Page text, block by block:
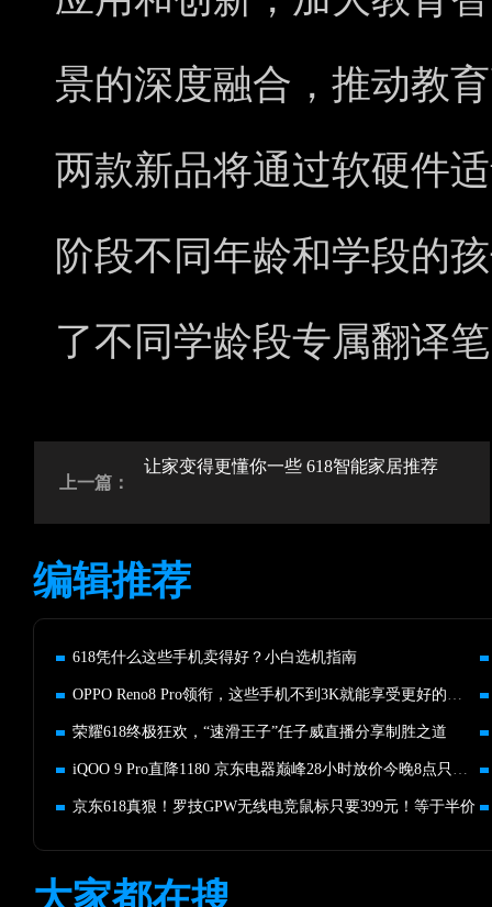
景的深度融合，推动教
两款新品将通过软硬件
阶段不同年龄和学段的
了不同学龄段专属翻译
上一篇：
让家变得更懂你一些 618智能家居推荐
编辑推荐
618凭什么这些手机卖得好？小白选机指南
OPPO Reno8 Pro领衔，这些手机不到3K就能享受更好的影像
荣耀618终极狂欢，“速滑王子”任子威直播分享制胜之道
iQOO 9 Pro直降1180 京东电器巅峰28小时放价今晚8点只需4019元
京东618真狠！罗技GPW无线电竞鼠标只要399元！等于半价
大家都在搜